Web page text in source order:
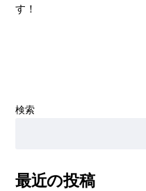
す！
検索
最近の投稿